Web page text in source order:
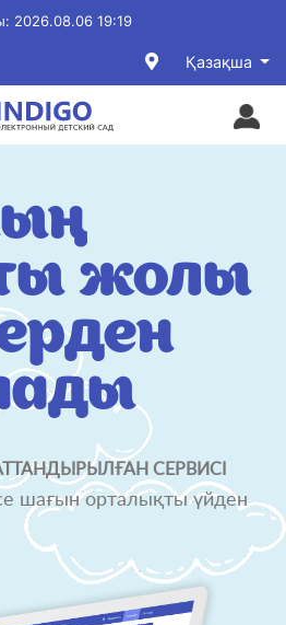
2026.08.06 19:19
Қазақша
жолы
СЕРВИСІ
шағын орталықты үйден